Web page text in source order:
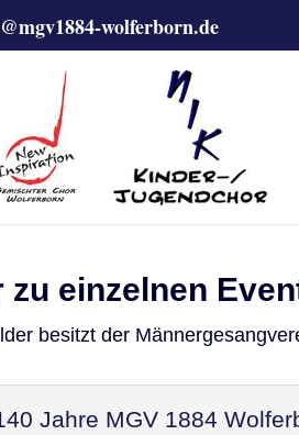
wolferborn.de
zu einzelnen
besitzt der
Jahre MGV 1884